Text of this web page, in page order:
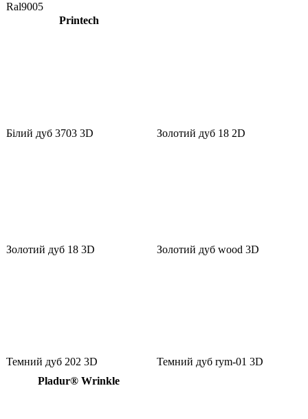
Ral9005
Printech
Білий дуб 3703 3D Золотий дуб 18 2D
Золотий дуб 18 3D Золотий дуб wood 3D
Темний дуб 202 3D
Темний дуб rym-01 3D
Pladur® Wrinkle